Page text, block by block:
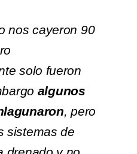
nos cayeron 90
solo fueron
algunos
, pero
sistemas de